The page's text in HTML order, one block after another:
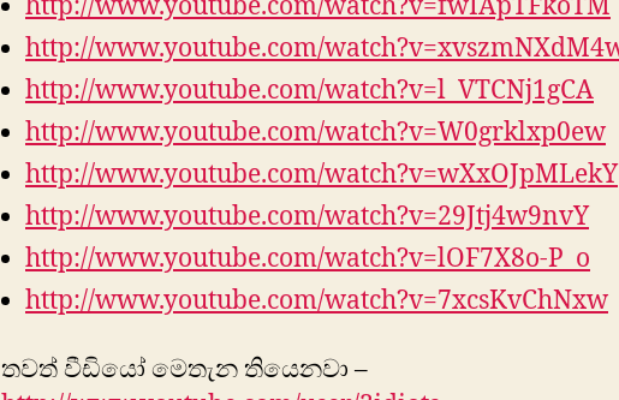
http://www.youtube.com/watch?v=fwIApTFkoTM
http://www.youtube.com/
http://www.youtube.com/watch?v=l_VTCNj1gCA
http://www.youtube.com/watch?v=W0grklxp0ew
http://www.youtube.com/watch?v=wXxOJpMLekY
http://www.youtube.com/watch?v=29Jtj4w9nvY
http://www.youtube.com/watch?v=lOF7X8o-P_o
http://www.youtube.com/watch?v=7xcsKvChNxw
තවත් වීඩියෝ මෙතැන තියෙනවා –